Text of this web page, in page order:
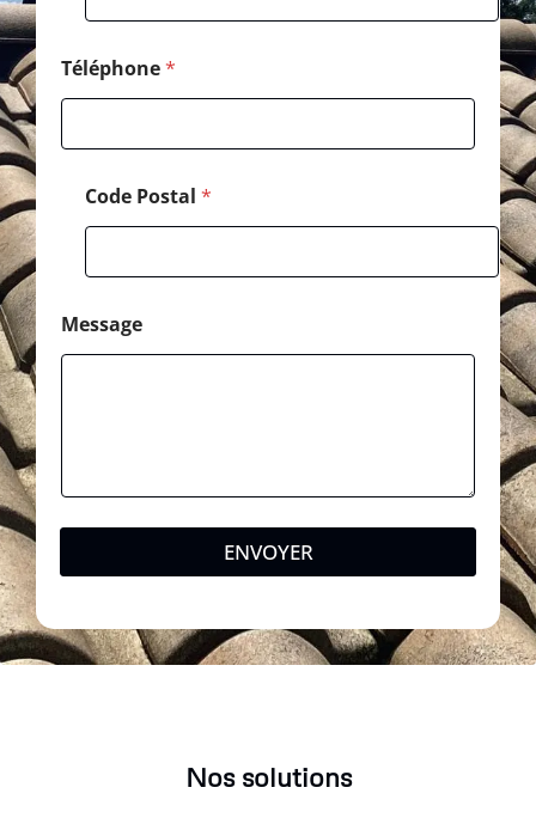
Téléphone*
Code Postal *
Message
ENVOYER
Nos solutions